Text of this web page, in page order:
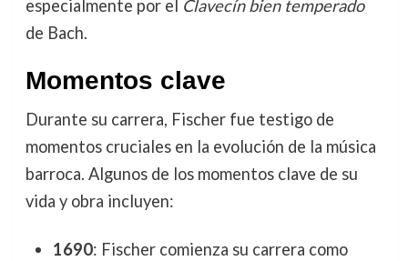
especialmente por el Clavecín bien temperado
de Bach.
Momentos clave
Durante su carrera, Fischer fue testigo de
momentos cruciales en la evolución de la música
barroca. Algunos de los momentos clave de su
vida y obra incluyen:
1690: Fischer comienza su carrera como